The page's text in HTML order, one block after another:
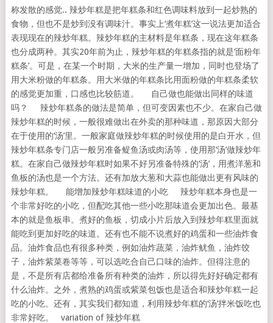
称发散的感觉.. 辣炒年糕是把年糕条和红色调味料放到一起炒熟的
食物，但也不是炒到没有调味汁。事实上‘煮年糕’这一说法更加适合
表现现在的辣炒年糕。辣炒年糕的主材料是年糕条，现在这年糕条
也分成两种。其实20年前为止，辣炒年糕的年糕条指的就是‘面粉年
糕条’。可是，在某一个时期，大米的生产量一增加，同时也登场了
用大米粉做的年糕条。用大米做的年糕条比用面粉做的年糕条柔软
的感觉更加重，口感也比较筋道。 自己做也能做出同样的味道
吗？ 辣炒年糕条的做法是简单，但可变因素也不少。在家自己做
辣炒年糕的时候，一般很难做出在外卖的那种味道，那原因大部分
在于使用的‘汤’里。一般家庭做辣炒年糕的时候使用的是白开水，但
辣炒年糕条专门店一般另准备鳀鱼汤或肉汤等，使用那‘汤’做辣炒年
糕。在家自己做辣炒年糕时如果不好另准备特殊的‘汤’，用煮洋葱和
鱼板的汤也是一个方法。还有加放大葱和大蒜也能做出更有风味的
辣炒年糕。 能增加辣炒年糕味道的小吃 辣炒年糕本身也是一
个非常好吃的小吃，但配吃其他一些小吃那味道会更加出色。最基
本的就是鱼板串。煮好的鱼板，切成小片后放入到辣炒年糕里面就
能吃到更加好吃的味道。还有也不能不说煮好的鸡蛋和一些油炸食
品。油炸食品也有很多种类，例如油炸蔬菜，油炸鱿鱼，油炸饺
子，油炸紫菜卷等等，可以选吃合自己口味的油炸。但得注意的
是，不是所有店都给准备所有种类的油炸，所以得先好好确定都有
什么油炸。之外，煮熟的鸡蛋或紫菜包饭也是适合和辣炒年糕一起
吃的小吃。还有，其实我们都知道，利用辣炒年糕的‘汤’拌米饭吃也
非常好吃。 variation of 辣炒年糕